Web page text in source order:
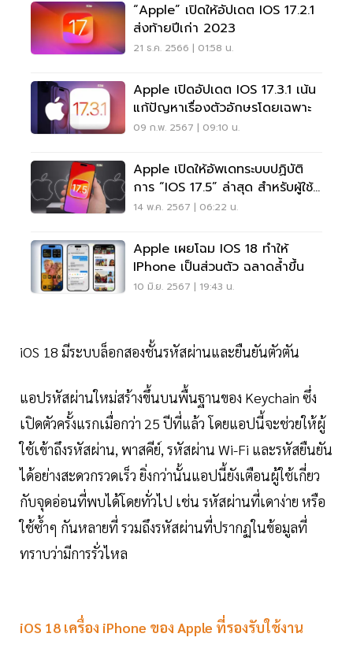
“Apple” เปิดให้อัปเดต IOS 17.2.1
ส่งท้ายปีเก่า 2023
21 ธ.ค. 2566 | 01:58 น.
Apple เปิดอัปเดต IOS 17.3.1 เน้น
แก้ปัญหาเรื่องตัวอักษรโดยเฉพาะ
09 ก.พ. 2567 | 09:10 น.
Apple เปิดให้อัพเดทระบบปฏิบัติ
การ “iOS 17.5” ล่าสุด สำหรับผู้ใช้
IPhone
14 พ.ค. 2567 | 06:22 น.
Apple เผยโฉม IOS 18 ทำให้
IPhone เป็นส่วนตัว ฉลาดล้ำขึ้น
10 มิ.ย. 2567 | 19:43 น.
iOS 18 มีระบบล็อกสองชั้นรหัสผ่านและยืนยันตัวตัน
แอปรหัสผ่านใหม่สร้างขึ้นบนพื้นฐานของ Keychain ซึ่ง
เปิดตัวครั้งแรกเมื่อกว่า 25 ปีที่แล้ว โดยแอปนี้จะช่วยให้ผู้
ใช้เข้าถึงรหัสผ่าน, พาสคีย์, รหัสผ่าน Wi-Fi และรหัสยืนยัน
ได้อย่างสะดวกรวดเร็ว ยิ่งกว่านั้นแอปนี้ยังเตือนผู้ใช้เกี่ยว
กับจุดอ่อนที่พบได้โดยทั่วไป เช่น รหัสผ่านที่เดาง่าย หรือ
ใช้ซ้ำๆ กันหลายที่ รวมถึงรหัสผ่านที่ปรากฏในข้อมูลที่
ทราบว่ามีการรั่วไหล
iOS 18 เครื่อง iPhone ของ Apple ที่รองรับใช้งาน